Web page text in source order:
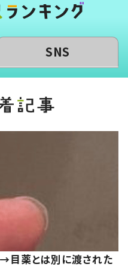
SNS
目薬とは別に渡された